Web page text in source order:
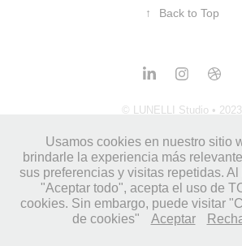
↑ Back to Top
© LUNELLI Studio • 2023
Usamos cookies en nuestro sitio
brindarle la experiencia más
sus preferencias y visitas repetidas.
"Aceptar todo", acepta el uso de
cookies. Sin embargo, puede visitar
de cookies"
Aceptar